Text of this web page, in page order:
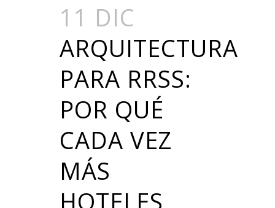
11 DIC
ARQUITECTURA
PARA RRSS:
POR QUÉ
CADA VEZ
MÁS
HOTELES,